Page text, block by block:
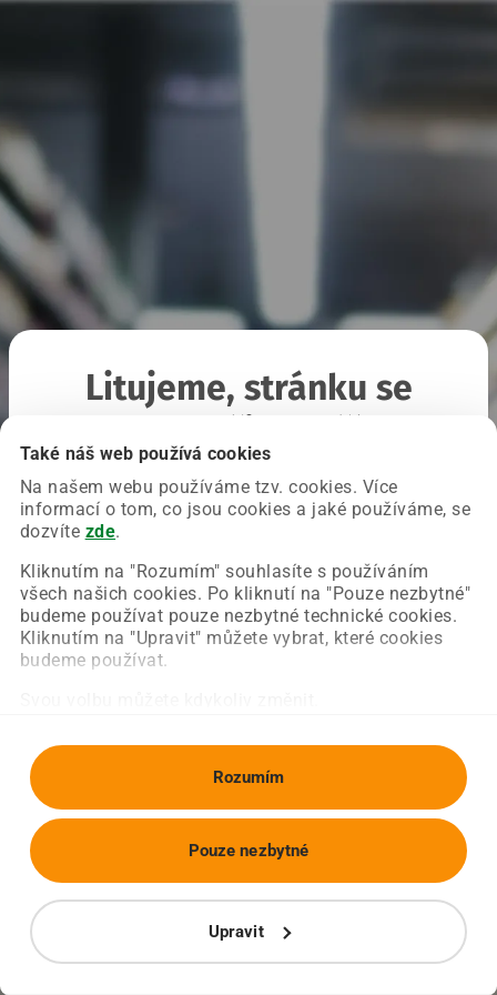
Také náš web používá cookies
Na našem webu používáme tzv. cookies. Více
informací o tom, co jsou cookies a jaké používáme, se
dozvíte zde.
Kliknutím na "Rozumím" souhlasíte s používáním
všech našich cookies. Po kliknutí na "Pouze nezbytné"
budeme používat pouze nezbytné technické cookies.
Kliknutím na "Upravit" můžete vybrat, které cookies
budeme používat.
Rozumím
Upravit
Pouze nezbytné
Litujeme, stránku se
Chyba nastala na naší straně a už ji opravujeme.
Zkuste prosím znovu načíst požadovanou stránku.
Obnovit stránku Úvodní strana